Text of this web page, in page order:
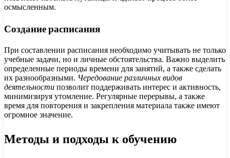
осмысленным.
Создание расписания
При составлении расписания необходимо учитывать не только
учебные задачи, но и личные обстоятельства. Важно выделить
определенные периоды времени для занятий, а также сделать
их разнообразными. Чередование различных видов
деятельности позволит поддерживать интерес и активность,
минимизируя утомление. Регулярные перерывы, а также
время для повторения и закрепления материала также имеют
огромное значение.
Методы и подходы к обучению